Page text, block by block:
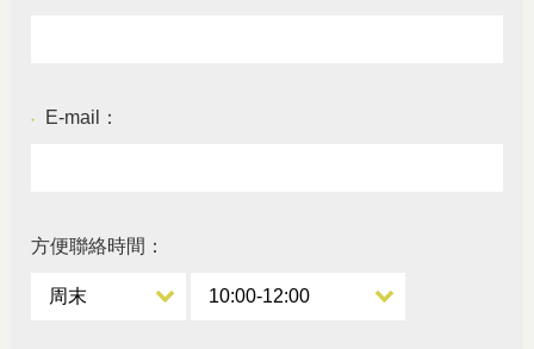
● E-mail：
方便聯絡時間：